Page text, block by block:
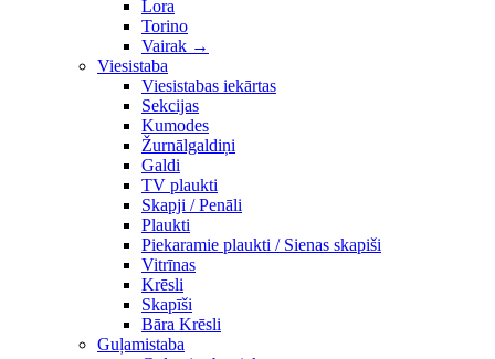
Lora
Torino
Vairak →
Viesistaba
Viesistabas iekārtas
Sekcijas
Kumodes
Žurnālgaldiņi
Galdi
TV plaukti
Skapji / Penāli
Plaukti
Piekaramie plaukti / Sienas skapiši
Vitrīnas
Krēsli
Skapīši
Bāra Krēsli
Guļamistaba